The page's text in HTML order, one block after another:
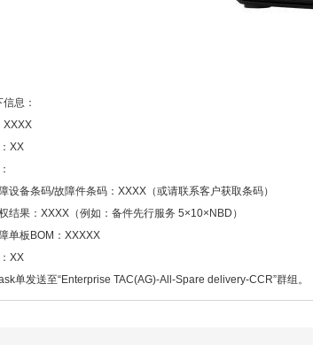
息：
XXXX
XX
设备条码/故障件条码：XXXX（或请联系客户获取条码）
结果：XXXX（例如：备件先行服务 5×10×NBD）
单板BOM：XXXXX
XX
单发送至“Enterprise TAC(AG)-All-Spare delivery-CCR”群组。